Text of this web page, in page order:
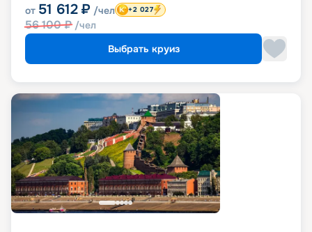
от 51 612 ₽ /чел
56 100₽ /чел
+2 027
Выбрать круиз